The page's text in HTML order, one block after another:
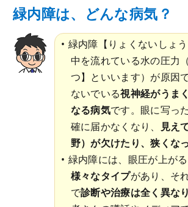
緑内障は、どんな病気？
緑内障【りょくないしょ
中を流れている水の圧力（
つ】といいます）が原因
ないでいる視神経がうま
なる病気です。眼に写っ
確に届かなくなり、
見え
野）が欠けたり、狭くな
緑内障には、眼圧が上が
様々なタイプがあり、そ
で診断や治療は全く異な